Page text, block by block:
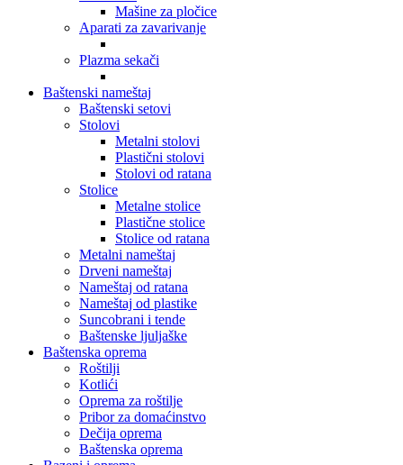
Mašine za pločice
Aparati za zavarivanje
Plazma sekači
Baštenski nameštaj
Baštenski setovi
Stolovi
Metalni stolovi
Plastični stolovi
Stolovi od ratana
Stolice
Metalne stolice
Plastične stolice
Stolice od ratana
Metalni nameštaj
Drveni nameštaj
Nameštaj od ratana
Nameštaj od plastike
Suncobrani i tende
Baštenske ljuljaške
Baštenska oprema
Roštilji
Kotlići
Oprema za roštilje
Pribor za domaćinstvo
Dečija oprema
Baštenska oprema